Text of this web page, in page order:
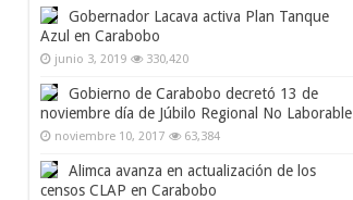
Gobernador Lacava activa Plan Tanque
Azul en Carabobo
junio 3, 2019 330,420
Gobierno de Carabobo decretó 13 de
noviembre día de Júbilo Regional No Laborable
noviembre 10, 2017 63,384
Alimca avanza en actualización de los
censos CLAP en Carabobo